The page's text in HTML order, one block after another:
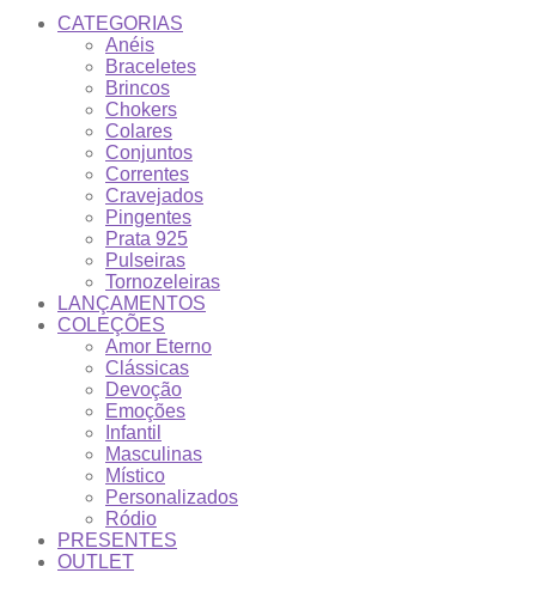
CATEGORIAS
Anéis
Braceletes
Brincos
Chokers
Colares
Conjuntos
Correntes
Cravejados
Pingentes
Prata 925
Pulseiras
Tornozeleiras
LANÇAMENTOS
COLEÇÕES
Amor Eterno
Clássicas
Devoção
Emoções
Infantil
Masculinas
Místico
Personalizados
Ródio
PRESENTES
OUTLET